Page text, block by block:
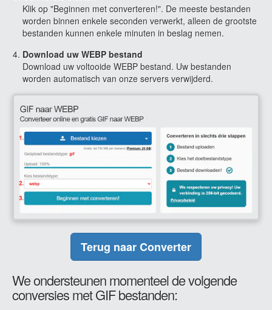
Klik op "Beginnen met converteren!". De meeste bestanden
worden binnen enkele seconden verwerkt, alleen de grootste
bestanden kunnen enkele minuten in beslag nemen.
Download uw WEBP bestand
Download uw voltooide WEBP bestand. Uw bestanden
worden automatisch van onze servers verwijderd.
Terug naar Converter
We ondersteunen momenteel de volgende
conversies met GIF bestanden: